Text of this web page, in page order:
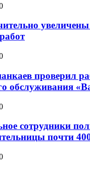
проверил
обслуживания
сотрудники
почти